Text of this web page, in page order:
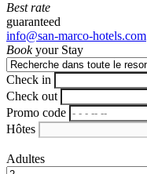
Best rate
guaranteed
info@san-marco-hotels.com
Bookyour Stay
Check in
Check out
Promo code
Hôtes
Adultes